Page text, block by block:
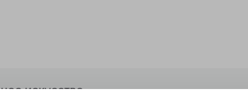
искусство